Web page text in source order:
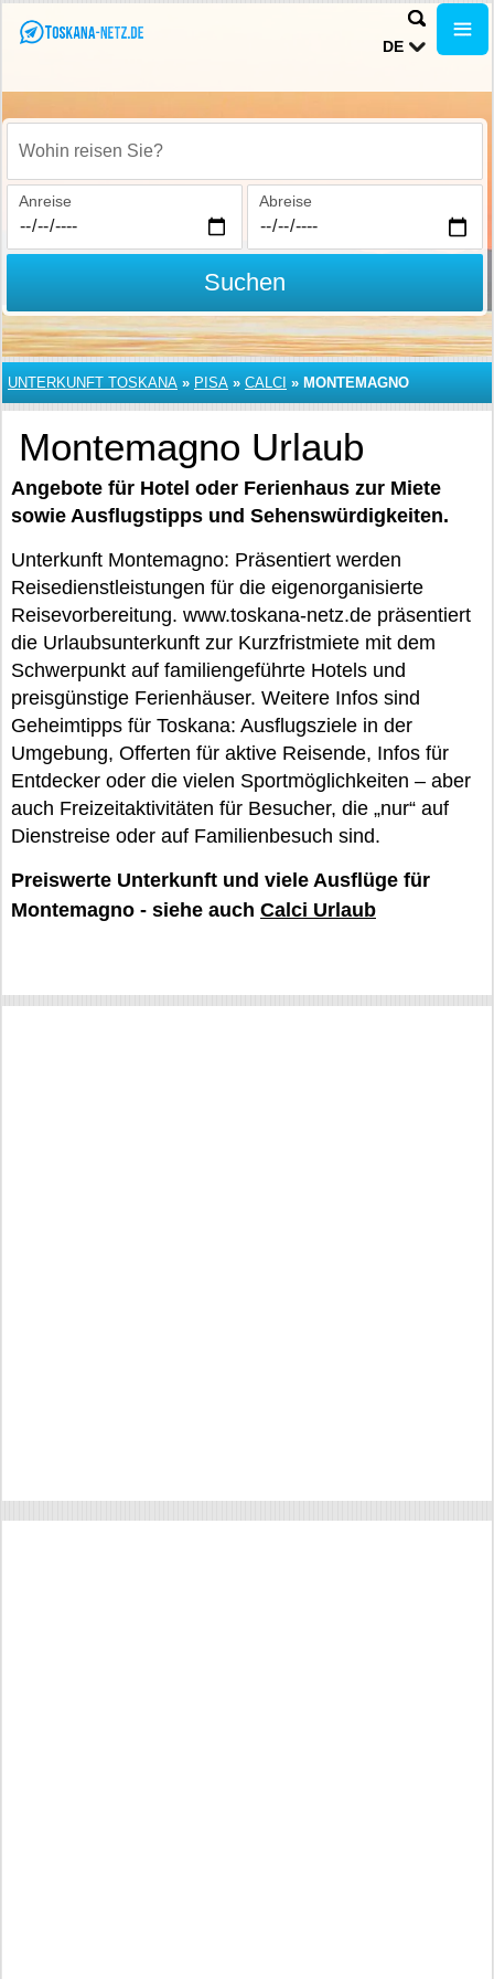
DE
Wohin reisen Sie?
Anreise Abreise
Suchen
UNTERKUNFT TOSKANA » PISA » CALCI » MONTEMAGNO
Montemagno Urlaub
Angebote für Hotel oder Ferienhaus zur Miete
sowie Ausflugstipps und Sehenswürdigkeiten.
Unterkunft Montemagno: Präsentiert werden
Reisedienstleistungen für die eigenorganisierte
Reisevorbereitung. www.toskana-netz.de präsentiert
die Urlaubsunterkunft zur Kurzfristmiete mit dem
Schwerpunkt auf familiengeführte Hotels und
preisgünstige Ferienhäuser. Weitere Infos sind
Geheimtipps für Toskana: Ausflugsziele in der
Umgebung, Offerten für aktive Reisende, Infos für
Entdecker oder die vielen Sportmöglichkeiten – aber
auch Freizeitaktivitäten für Besucher, die „nur“ auf
Dienstreise oder auf Familienbesuch sind.
Preiswerte Unterkunft und viele Ausflüge für
Montemagno - siehe auch Calci Urlaub